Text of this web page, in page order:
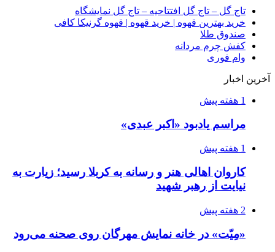
تاج گل – تاج گل افتتاحیه – تاج گل نمایشگاه
خرید بهترین قهوه | خرید قهوه | قهوه گرنیکا کافی
صندوق طلا
کفش چرم مردانه
وام فوری
آخرین اخبار
1 هفته پیش
مراسم یادبود «اکبر عبدی»
1 هفته پیش
کاروان اهالی هنر و رسانه به کربلا رسید؛ زیارت به
نیایت از رهبر شهید
2 هفته پیش
«مِیّت» در خانه نمایش مهرگان روی صحنه می‌رود